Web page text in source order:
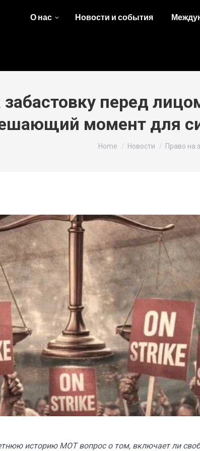
О нас Новости и события
забастовку перед
момент для
You are here:
Home Новости Право на
историю МОТ вопрос о том, включает ли